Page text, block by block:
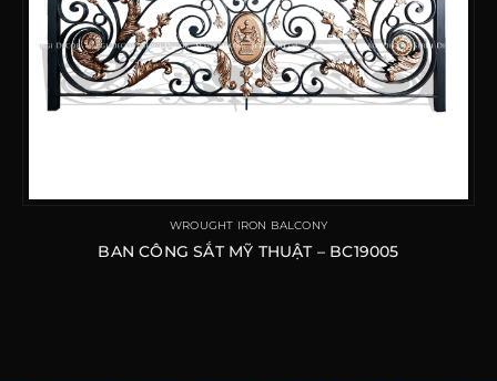
WROUGHT IRON BALCONY
BAN CÔNG SẮT MỸ THUẬT – BC19005